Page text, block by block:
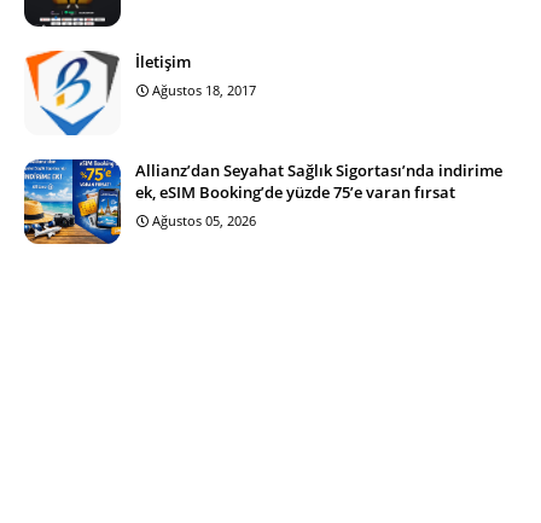
İletişim
Ağustos 18, 2017
Allianz’dan Seyahat Sağlık Sigortası’nda indirime
ek, eSIM Booking’de yüzde 75’e varan fırsat
Ağustos 05, 2026